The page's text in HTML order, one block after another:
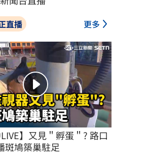
直播 更多
LIVE】又見＂孵蛋＂? 路口
斑鳩築巢駐足